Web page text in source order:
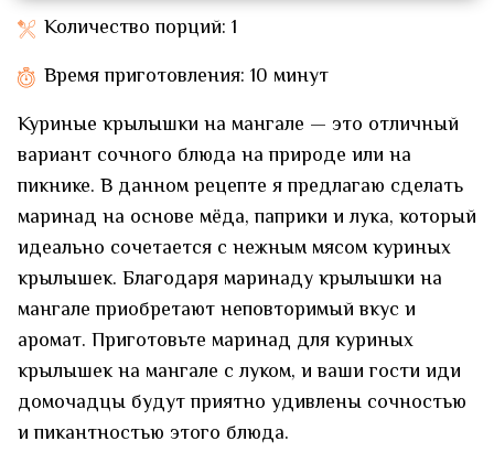
Количество порций: 1
Время приготовления: 10 минут
Куриные крылышки на мангале — это отличный
вариант сочного блюда на природе или на
пикнике. В данном рецепте я предлагаю сделать
маринад на основе мёда, паприки и лука, который
идеально сочетается с нежным мясом куриных
крылышек. Благодаря маринаду крылышки на
мангале приобретают неповторимый вкус и
аромат. Приготовьте маринад для куриных
крылышек на мангале с луком, и ваши гости иди
домочадцы будут приятно удивлены сочностью
и пикантностью этого блюда.